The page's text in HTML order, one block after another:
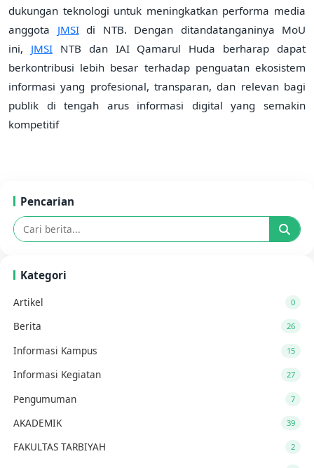
dukungan teknologi untuk meningkatkan performa media
anggota JMSIdi NTB. Dengan ditandatanganinya MoU
ini, JMSINTB dan IAI Qamarul Huda berharap dapat
berkontribusi lebih besar terhadap penguatan ekosistem
informasi yang profesional, transparan, dan relevan bagi
publik di tengah arus informasi digital yang semakin
kompetitif
Pencarian
Kategori
Artikel 0
Berita 26
Informasi Kampus 15
Informasi Kegiatan 27
Pengumuman 7
AKADEMIK 39
FAKULTAS TARBIYAH 2